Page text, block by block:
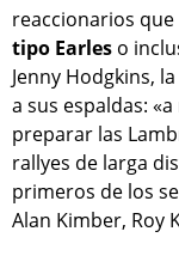
reaccionarios
tipo Earles o
Jenny Hodgkins,
a sus espaldas:
preparar las
rallyes de larga
primeros de los
Alan Kimber, Roy